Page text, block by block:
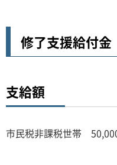
修了支援給付金
支給額
市民税非課税世帯